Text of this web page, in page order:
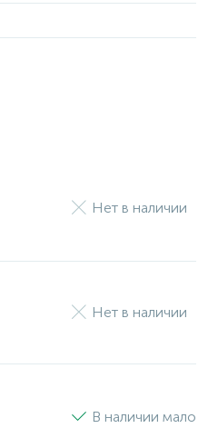
Нет в наличии
Нет в наличии
В наличии мало